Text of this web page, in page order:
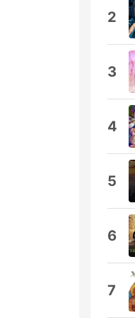
2
3
4
5
6
7